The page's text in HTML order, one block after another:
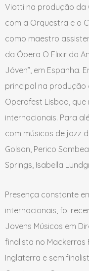
Viotti na produção da
com a Orquestra e o
como maestro
da Ópera O Elixir do
Jóven”, em Espanha.
principal na produção
Operafest Lisboa,
internacionais. Para
com músicos de jazz
Golson, Perico
Springs, Isabella
Presença constante
internacionais, foi
Jovens Músicos em
finalista no Mackerras
Inglaterra e